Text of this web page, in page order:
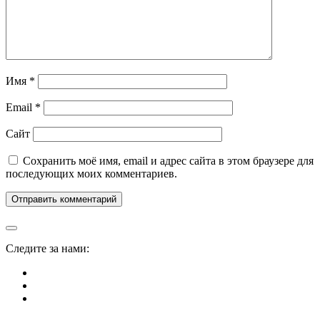
Имя *
Email *
Сайт
Сохранить моё имя, email и адрес сайта в этом браузере для
последующих моих комментариев.
Следите за нами: